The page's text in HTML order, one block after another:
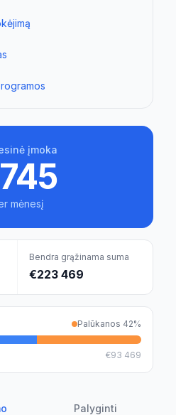
įmoka
mėnesį
Bendra grąžinama suma
€223 469
Palūkanos 42%
€93 469
Palyginti